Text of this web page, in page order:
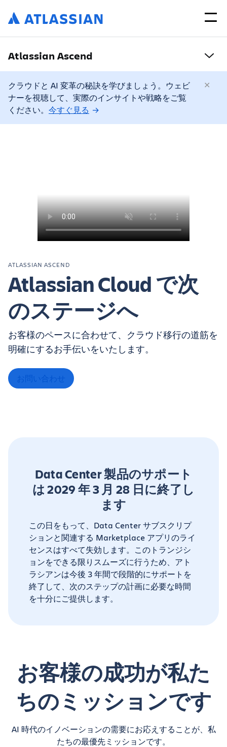
Atlassian Ascend
クラウドと AI 変革の秘訣を学びましょう。ウェビ
ナーを視聴して、実際のインサイトや戦略をご覧
ください。 今すぐ見る
ATLASSIAN ASCEND
Atlassian Cloud で次
のステージへ
お客様のペースに合わせて、クラウド移行の道筋を
明確にするお手伝いをいたします。
お問い合わせ
Data Center 製品のサポート
は 2029 年 3 月 28 日に終了し
ます
この日をもって、Data Center サブスクリプ
ションと関連する Marketplace アプリのライ
センスはすべて失効します。このトランジシ
ョンをできる限りスムーズに行うため、アト
ラシアンは今後 3 年間で段階的にサポートを
終了して、次のステップの計画に必要な時間
を十分にご提供します。
お客様の成功が私た
ちのミッションです
AI 時代のイノベーションの需要にお応えすることが、私
たちの最優先ミッションです。